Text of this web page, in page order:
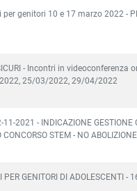
per genitori 10 e 17 marzo 2022 -
- Incontri in videoconferenza
25/03/2022, 29/04/2022
11-2021 - INDICAZIONE GESTIONE
CONCORSO STEM - NO
PER GENITORI DI ADOLESCENTI -